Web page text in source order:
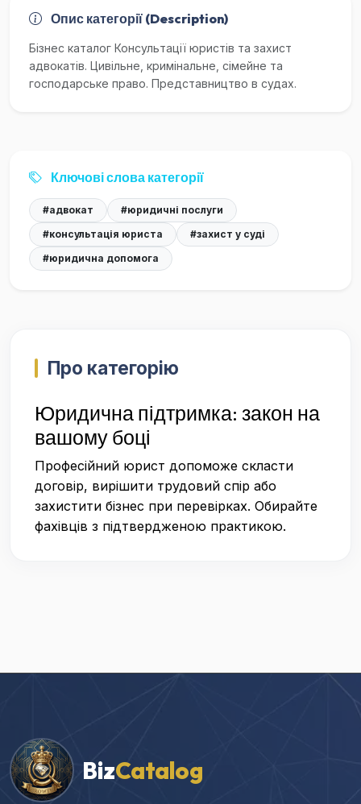
Опис категорії (Description)
Бізнес каталог Консультації юристів та захист
адвокатів. Цивільне, кримінальне, сімейне та
господарське право. Представництво в судах.
Ключові слова категорії
#адвокат
#юридичні послуги
#консультація юриста
#захист у суді
#юридична допомога
Про категорію
Юридична підтримка: закон на
вашому боці
Професійний юрист допоможе скласти
договір, вирішити трудовий спір або
захистити бізнес при перевірках. Обирайте
фахівців з підтвердженою практикою.
BizCatalog